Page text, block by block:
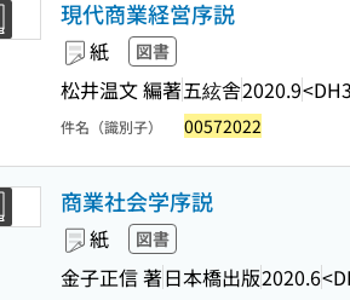
現代商業経営序説
紙 図書
松井温文 編著五絃舎2020.9
件名（識別子） 00572022
商業社会学序説
紙 図書
金子正信 著日本橋出版2020.6